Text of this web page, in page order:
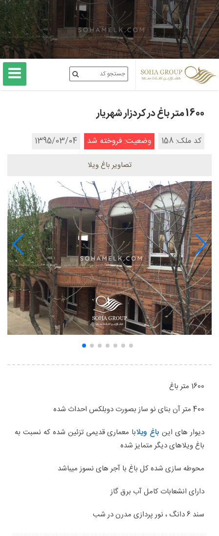
1600 متر باغ در کردزار شهریار
کد ملک: 158 وضعیت: فروخته شد 1395/03/04
تصاویر باغ ویلا
1600 متر باغ
400 متر آن بنای نو ساز بصورت دوبلکس احداث شده
دیوار های این باغ ویلابا معماری قدیمی تزئین شده که نسبت به
باغ ویلاهای دیگر متمایز شده
محوطه سازی شده کل باغ با آجر های نسوز میباشد
دارای انشعابات کامل آب برق گاز
سند 6 دانگ ، نور پردازی مدرن در شب